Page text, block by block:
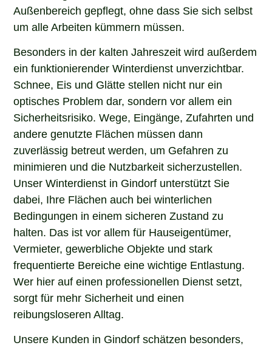
Außenbereich gepflegt, ohne dass Sie sich selbst
um alle Arbeiten kümmern müssen.
Besonders in der kalten Jahreszeit wird außerdem
ein funktionierender Winterdienst unverzichtbar.
Schnee, Eis und Glätte stellen nicht nur ein
optisches Problem dar, sondern vor allem ein
Sicherheitsrisiko. Wege, Eingänge, Zufahrten und
andere genutzte Flächen müssen dann
zuverlässig betreut werden, um Gefahren zu
minimieren und die Nutzbarkeit sicherzustellen.
Unser Winterdienst in Gindorf unterstützt Sie
dabei, Ihre Flächen auch bei winterlichen
Bedingungen in einem sicheren Zustand zu
halten. Das ist vor allem für Hauseigentümer,
Vermieter, gewerbliche Objekte und stark
frequentierte Bereiche eine wichtige Entlastung.
Wer hier auf einen professionellen Dienst setzt,
sorgt für mehr Sicherheit und einen
reibungsloseren Alltag.
Unsere Kunden in Gindorf schätzen besonders,